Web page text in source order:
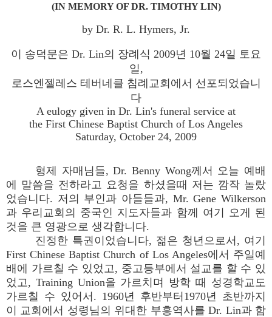
(IN MEMORY OF DR. TIMOTHY LIN)
by Dr. R. L. Hymers, Jr.
이 송덕문은 Dr. Lin의 장례식 2009년 10월 24일 토요
일,
로스엔젤레스 테버네클 침례교회에서 선포되었습니
다
A eulogy given in Dr. Lin's funeral service at
the First Chinese Baptist Church of Los Angeles
Saturday, October 24, 2009
형제 자매님들, Dr. Benny Wong께서 오늘 예배
에 말씀을 전하라고 요청을 하셨을때 저는 깜작 놀랐
었습니다. 저의 부인과 아들들과, Mr. Gene Wilkerson
과 우리교회의 중국인 지도자들과 함께 여기 오게 된
것을 큰 영광으로 생각합니다.
진정한 특권이었습니다, 젊은 청년으로서, 여기
First Chinese Baptist Church of Los Angeles에서 주일예
배에 가르칠 수 있었고, 중고등부에서 설교를 할 수 있
었고, Training Union을 가르치며 방학 때 성경학교도
가르칠 수 있어서. 1960년 후반부터1970년 초반까지
이 교회에서 성령님의 위대한 부흥역사를 Dr. Lin과 함